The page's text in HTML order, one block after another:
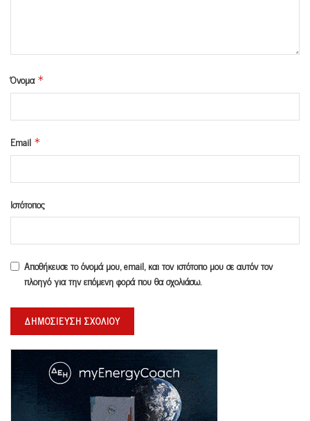
Όνομα *
Email *
Ιστότοπος
Αποθήκευσε το όνομά μου, email, και τον ιστότοπο μου σε αυτόν τον
πλοηγό για την επόμενη φορά που θα σχολιάσω.